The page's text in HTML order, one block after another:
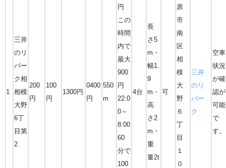
1
三井
のリ
パー
ク相
相模
大野
6丁
目第
2
200
円
100
円
1300円
0400
円
550
m
円
この
時間
内で
最大
900
円
22:0
0～
8:00
60
分で
100
4台
長
さ5
m・
幅1.
9
m・
高
さ2
m・
重
量2t
可
原
市
南
区
相
模
大
野
６
丁
目
１
０
三井
のリ
パー
ク
空車
状況
が確
認が
可能
で
す。